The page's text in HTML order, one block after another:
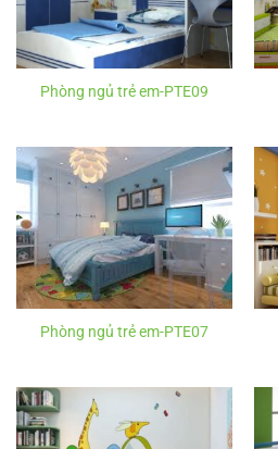
Phòng ngủ trẻ em-PTE09
Phòng ngủ trẻ em-PTE07